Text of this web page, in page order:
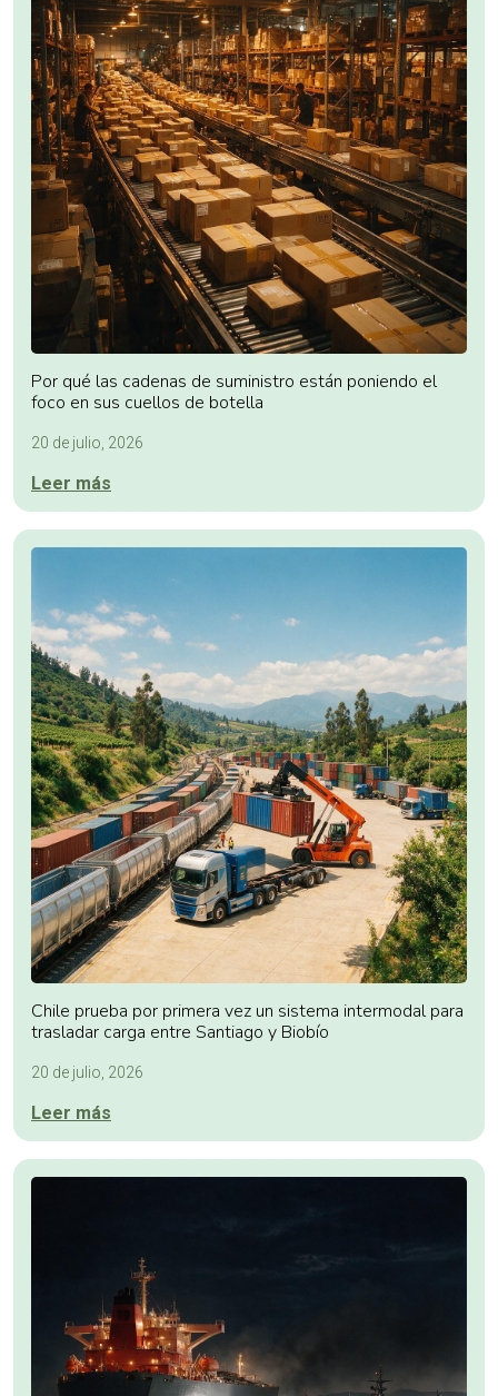
Por qué las cadenas de suministro están poniendo el
foco en sus cuellos de botella
20 de julio, 2026
Leer más
Chile prueba por primera vez un sistema intermodal para
trasladar carga entre Santiago y Biobío
20 de julio, 2026
Leer más